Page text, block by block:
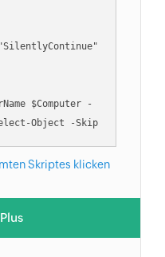
$Computer -
Object -Skip
'\s+',' ' -replace
{
Skriptes klicken